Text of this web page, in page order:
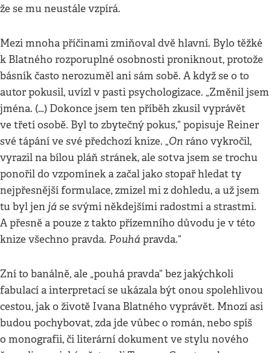
že se mu neustále vzpírá.
Mezi mnoha příčinami zmiňoval dvě hlavní. Bylo těžké
k Blatného rozporuplné osobnosti proniknout, protože
básník často nerozuměl ani sám sobě. A když se o to
autor pokusil, uvízl v pasti psychologizace. „Změnil jsem
jména. (…) Dokonce jsem ten příběh zkusil vyprávět
ve třetí osobě. Byl to zbytečný pokus,“ popisuje Reiner
své tápání ve své předchozí knize. „On ráno vykročil,
vyrazil na bílou pláň stránek, ale sotva jsem se trochu
ponořil do vzpomínek a začal jako stopař hledat ty
nejpřesnější formulace, zmizel mi z dohledu, a už jsem
tu byl jen já se svými někdejšími radostmi a strastmi.
A přesně a pouze z takto přízemního důvodu je v této
knize všechno pravda. Pouhá pravda.“
Zní to banálně, ale „pouhá pravda“ bez jakýchkoli
fabulací a interpretací se ukázala být onou spolehlivou
cestou, jak o životě Ivana Blatného vyprávět. Mnozí asi
budou pochybovat, zda jde vůbec o román, nebo spíš
o monografii, či literární dokument ve stylu nového